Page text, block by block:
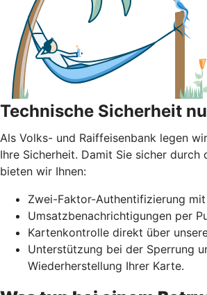
Technische Sicherheit
Als Volks- und Raiffeisenbank legen
Ihre Sicherheit. Damit Sie sicher durch
bieten wir Ihnen:
Zwei-Faktor-Authentifizierung mit
Umsatzbenachrichtigungen per
Kartenkontrolle direkt über
Unterstützung bei der Sperrung
Wiederherstellung Ihrer Karte.